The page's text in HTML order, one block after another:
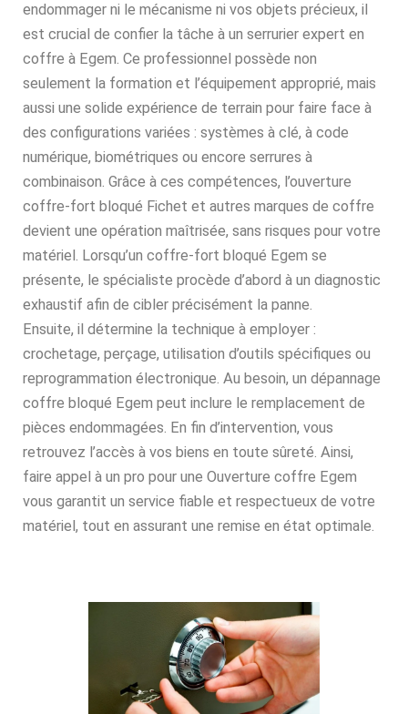
endommager ni le mécanisme ni vos objets précieux, il
est crucial de confier la tâche à un serrurier expert en
coffre à Egem. Ce professionnel possède non
seulement la formation et l’équipement approprié, mais
aussi une solide expérience de terrain pour faire face à
des configurations variées : systèmes à clé, à code
numérique, biométriques ou encore serrures à
combinaison. Grâce à ces compétences, l’ouverture
coffre-fort bloqué Fichet et autres marques de coffre
devient une opération maîtrisée, sans risques pour votre
matériel. Lorsqu’un coffre-fort bloqué Egem se
présente, le spécialiste procède d’abord à un diagnostic
exhaustif afin de cibler précisément la panne.
Ensuite, il détermine la technique à employer :
crochetage, perçage, utilisation d’outils spécifiques ou
reprogrammation électronique. Au besoin, un dépannage
coffre bloqué Egem peut inclure le remplacement de
pièces endommagées. En fin d’intervention, vous
retrouvez l’accès à vos biens en toute sûreté. Ainsi,
faire appel à un pro pour une Ouverture coffre Egem
vous garantit un service fiable et respectueux de votre
matériel, tout en assurant une remise en état optimale.